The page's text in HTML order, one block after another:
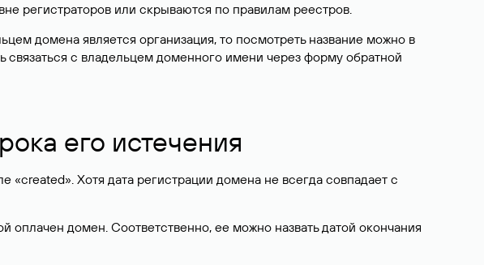
регистраторов или скрываются по правилам реестров.
домена является организация, то посмотреть название можно в
связаться с владельцем доменного имени через форму обратной
его истечения
«created». Хотя дата регистрации домена не всегда совпадает с
домен. Соответственно, ее можно назвать датой окончания